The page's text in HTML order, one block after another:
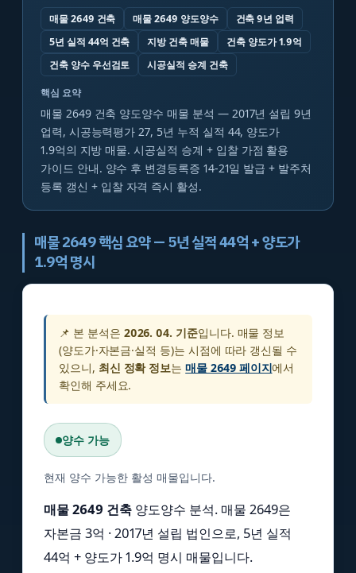
매물 2649 건축
매물 2649 양도양수
건축 9년 업력
5년 실적 44억 건축
지방 건축 매물
건축 양도가 1.9억
건축 양수 우선검토
시공실적 승계 건축
핵심 요약
매물 2649 건축 양도양수 매물 분석 — 2017년 설립 9년
업력, 시공능력평가 27, 5년 누적 실적 44, 양도가
1.9억의 지방 매물. 시공실적 승계 + 입찰 가점 활용
가이드 안내. 양수 후 변경등록증 14-21일 발급 + 발주처
등록 갱신 + 입찰 자격 즉시 활성.
매물 2649 핵심 요약 — 5년 실적 44억 + 양도가
1.9억 명시
📌 본 분석은 2026. 04. 기준입니다. 매물 정보
(양도가·자본금·실적 등)는 시점에 따라 갱신될 수
있으니, 최신 정확 정보는매물 2649 페이지에서
확인해 주세요.
양수 가능
현재 양수 가능한 활성 매물입니다.
매물 2649 건축양도양수 분석. 매물 2649은
자본금 3억 · 2017년 설립 법인으로, 5년 실적
44억 + 양도가 1.9억 명시 매물입니다.